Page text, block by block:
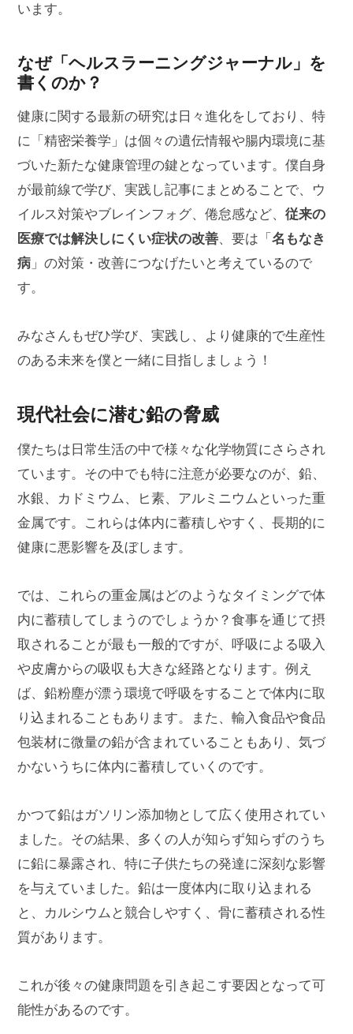
います。
なぜ「ヘルスラーニングジャーナル」を
書くのか？
健康に関する最新の研究は日々進化をしており、特
に「精密栄養学」は個々の遺伝情報や腸内環境に基
づいた新たな健康管理の鍵となっています。僕自身
が最前線で学び、実践し記事にまとめることで、ウ
イルス対策やブレインフォグ、倦怠感など、 従来の
医療では解決しにくい症状の改善、要は「 名もなき
病」の対策・改善につなげたいと考えているので
す。
みなさんもぜひ学び、実践し、より健康的で生産性
のある未来を僕と一緒に目指しましょう！
現代社会に潜む鉛の脅威
僕たちは日常生活の中で様々な化学物質にさらされ
ています。その中でも特に注意が必要なのが、鉛、
水銀、カドミウム、ヒ素、アルミニウムといった重
金属です。これらは体内に蓄積しやすく、長期的に
健康に悪影響を及ぼします。
では、これらの重金属はどのようなタイミングで体
内に蓄積してしまうのでしょうか？食事を通じて摂
取されることが最も一般的ですが、呼吸による吸入
や皮膚からの吸収も大きな経路となります。例え
ば、鉛粉塵が漂う環境で呼吸をすることで体内に取
り込まれることもあります。また、輸入食品や食品
包装材に微量の鉛が含まれていることもあり、気づ
かないうちに体内に蓄積していくのです。
かつて鉛はガソリン添加物として広く使用されてい
ました。その結果、多くの人が知らず知らずのうち
に鉛に暴露され、特に子供たちの発達に深刻な影響
を与えていました。鉛は一度体内に取り込まれる
と、カルシウムと競合しやすく、骨に蓄積される性
質があります。
これが後々の健康問題を引き起こす要因となって可
能性があるのです。